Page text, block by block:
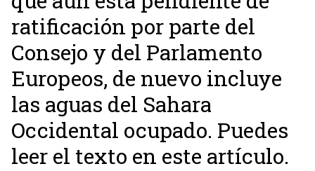
ratificación por parte del
Consejo y del Parlamento
Europeos, de nuevo incluye
las aguas del Sahara
Occidental ocupado. Puedes
leer el texto en este artículo.